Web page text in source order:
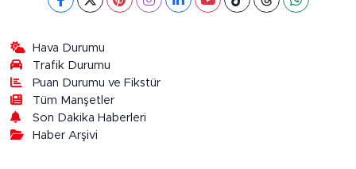
Hava Durumu
Trafik Durumu
Puan Durumu ve Fikstür
Tüm Manşetler
Son Dakika Haberleri
Haber Arşivi